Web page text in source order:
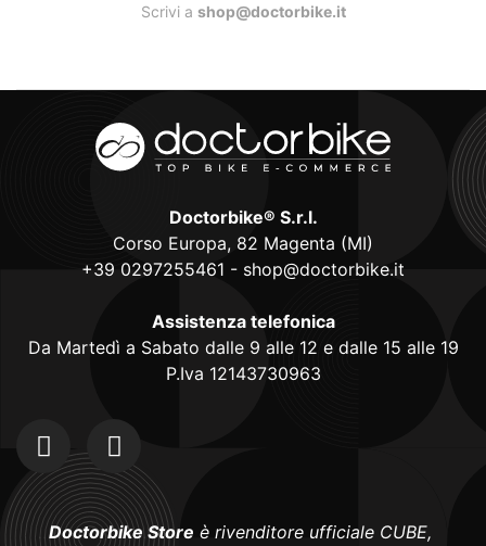
Scrivi a shop@doctorbike.it
Doctorbike® S.r.l.
Corso Europa, 82 Magenta (MI)
+39 0297255461 - shop@doctorbike.it
Assistenza telefonica
Da Martedì a Sabato dalle 9 alle 12 e dalle 15 alle 19
P.Iva 12143730963
Doctorbike Store è rivenditore ufficiale CUBE,